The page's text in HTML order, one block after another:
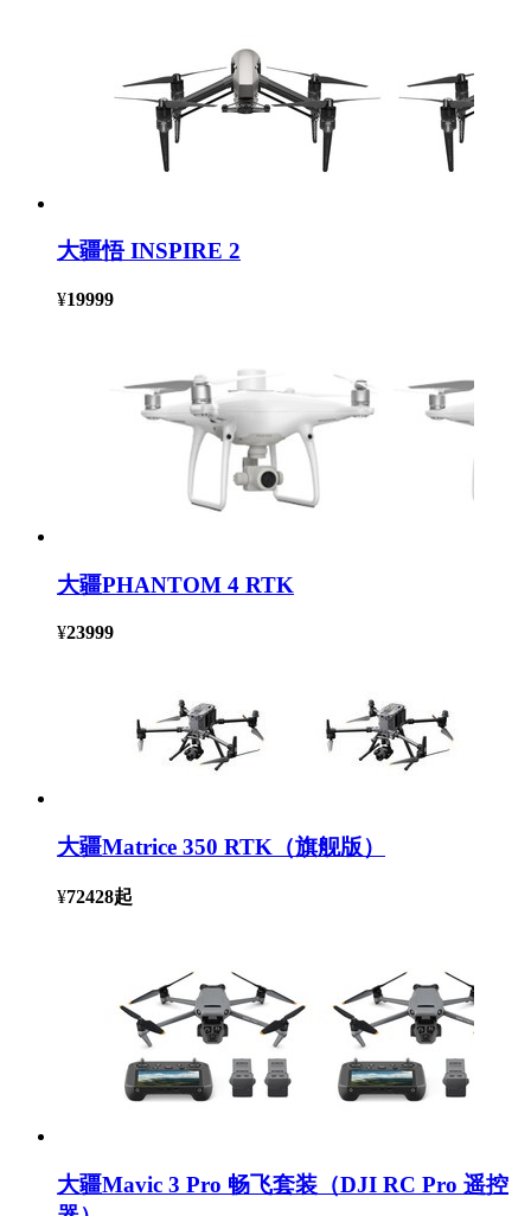
大疆悟 INSPIRE 2
¥19999
大疆PHANTOM 4 RTK
¥23999
大疆Matrice 350 RTK（旗舰版）
¥72428起
大疆Mavic 3 Pro 畅飞套装（DJI RC Pro 遥控